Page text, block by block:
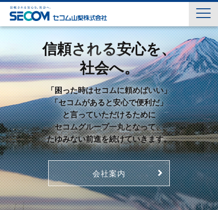
信頼される安心を、
社会へ。
「困った時はセコムに頼めばいい」
「セコムがあると安心で便利だ」
と言っていただけるために
セコムグループ一丸となって、
たゆみない前進を続けていきます。
会社案内